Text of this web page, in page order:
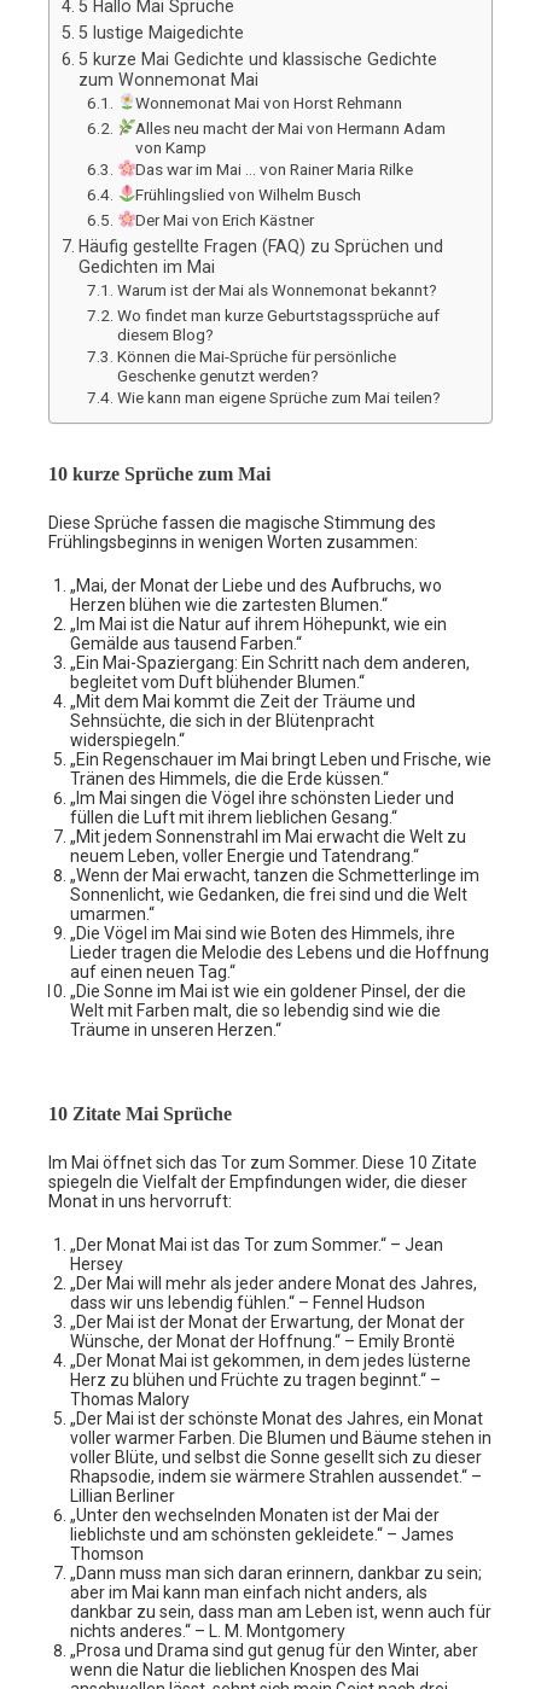
5 Hallo Mai Sprüche
5 lustige Maigedichte
5 kurze Mai Gedichte und klassische Gedichte
zum Wonnemonat Mai
Wonnemonat Mai von Horst Rehmann
Alles neu macht der Mai von Hermann Adam
von Kamp
Das war im Mai … von Rainer Maria Rilke
Frühlingslied von Wilhelm Busch
Der Mai von Erich Kästner
Häufig gestellte Fragen (FAQ) zu Sprüchen und
Gedichten im Mai
Warum ist der Mai als Wonnemonat bekannt?
Wo findet man kurze Geburtstagssprüche auf
diesem Blog?
Können die Mai-Sprüche für persönliche
Geschenke genutzt werden?
Wie kann man eigene Sprüche zum Mai teilen?
10 kurze Sprüche zum Mai
Diese Sprüche fassen die magische Stimmung des
Frühlingsbeginns in wenigen Worten zusammen:
„Mai, der Monat der Liebe und des Aufbruchs, wo
Herzen blühen wie die zartesten Blumen.“
„Im Mai ist die Natur auf ihrem Höhepunkt, wie ein
Gemälde aus tausend Farben.“
„Ein Mai-Spaziergang: Ein Schritt nach dem anderen,
begleitet vom Duft blühender Blumen.“
„Mit dem Mai kommt die Zeit der Träume und
Sehnsüchte, die sich in der Blütenpracht
widerspiegeln.“
„Ein Regenschauer im Mai bringt Leben und Frische, wie
Tränen des Himmels, die die Erde küssen.“
„Im Mai singen die Vögel ihre schönsten Lieder und
füllen die Luft mit ihrem lieblichen Gesang.“
„Mit jedem Sonnenstrahl im Mai erwacht die Welt zu
neuem Leben, voller Energie und Tatendrang.“
„Wenn der Mai erwacht, tanzen die Schmetterlinge im
Sonnenlicht, wie Gedanken, die frei sind und die Welt
umarmen.“
„Die Vögel im Mai sind wie Boten des Himmels, ihre
Lieder tragen die Melodie des Lebens und die Hoffnung
auf einen neuen Tag.“
„Die Sonne im Mai ist wie ein goldener Pinsel, der die
Welt mit Farben malt, die so lebendig sind wie die
Träume in unseren Herzen.“
10 Zitate Mai Sprüche
Im Mai öffnet sich das Tor zum Sommer. Diese 10 Zitate
spiegeln die Vielfalt der Empfindungen wider, die dieser
Monat in uns hervorruft:
„Der Monat Mai ist das Tor zum Sommer.“ – Jean
Hersey
„Der Mai will mehr als jeder andere Monat des Jahres,
dass wir uns lebendig fühlen.“ – Fennel Hudson
„Der Mai ist der Monat der Erwartung, der Monat der
Wünsche, der Monat der Hoffnung.“ – Emily Brontë
„Der Monat Mai ist gekommen, in dem jedes lüsterne
Herz zu blühen und Früchte zu tragen beginnt.“ –
Thomas Malory
„Der Mai ist der schönste Monat des Jahres, ein Monat
voller warmer Farben. Die Blumen und Bäume stehen in
voller Blüte, und selbst die Sonne gesellt sich zu dieser
Rhapsodie, indem sie wärmere Strahlen aussendet.“ –
Lillian Berliner
„Unter den wechselnden Monaten ist der Mai der
lieblichste und am schönsten gekleidete.“ – James
Thomson
„Dann muss man sich daran erinnern, dankbar zu sein;
aber im Mai kann man einfach nicht anders, als
dankbar zu sein, dass man am Leben ist, wenn auch für
nichts anderes.“ – L. M. Montgomery
„Prosa und Drama sind gut genug für den Winter, aber
wenn die Natur die lieblichen Knospen des Mai